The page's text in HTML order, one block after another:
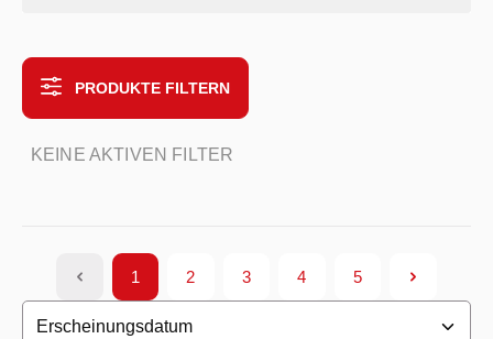
PRODUKTE FILTERN
KEINE AKTIVEN FILTER
Seite
1
Seite
2
Seite
3
Seite
4
Seite
5